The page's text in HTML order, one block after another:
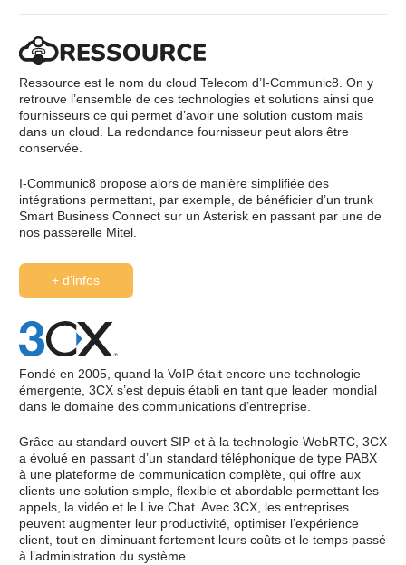
I-Crea8
Terminaux et solutions VoIP
Solutions IP
Contact
Ressource est le nom du cloud Telecom d’I-Communic8. On y
retrouve l’ensemble de ces technologies et solutions ainsi que
fournisseurs ce qui permet d’avoir une solution custom mais
dans un cloud. La redondance fournisseur peut alors être
conservée.
I-Communic8 propose alors de manière simplifiée des
intégrations permettant, par exemple, de bénéficier d’un trunk
Smart Business Connect sur un Asterisk en passant par une de
nos passerelle Mitel.
+ d’infos
Fondé en 2005, quand la VoIP était encore une technologie
émergente, 3CX s’est depuis établi en tant que leader mondial
dans le domaine des communications d’entreprise.
Grâce au standard ouvert SIP et à la technologie WebRTC, 3CX
a évolué en passant d’un standard téléphonique de type PABX
à une plateforme de communication complète, qui offre aux
clients une solution simple, flexible et abordable permettant les
appels, la vidéo et le Live Chat. Avec 3CX, les entreprises
peuvent augmenter leur productivité, optimiser l’expérience
client, tout en diminuant fortement leurs coûts et le temps passé
à l’administration du système.